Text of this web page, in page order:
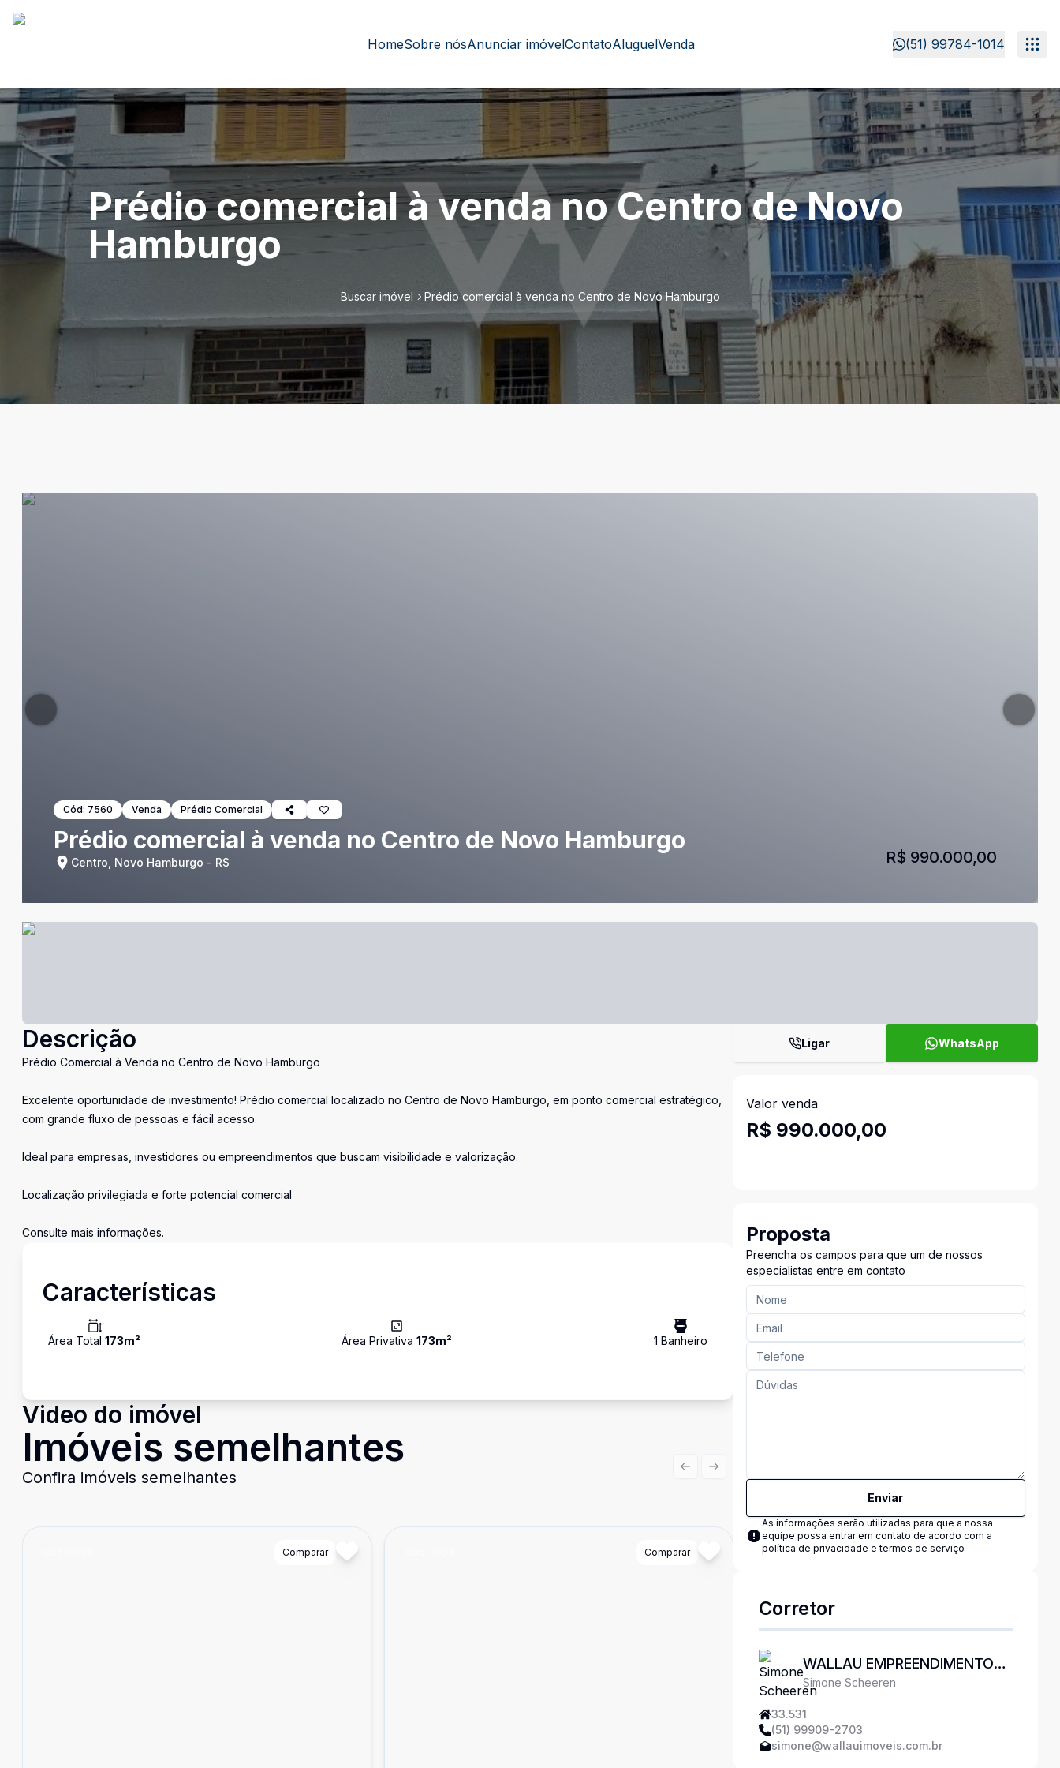
HomeSobre nósAnunciar imóvelContatoAluguelVenda (51) 99784-1014
Prédio comercial à venda no Centro de Novo
Hamburgo
Buscar imóvel Prédio comercial à venda no Centro de Novo Hamburgo
Cód: 7560 Venda Prédio Comercial
Prédio comercial à venda no Centro de Novo Hamburgo
Centro, Novo Hamburgo - RS R$ 990.000,00
Descrição
Prédio Comercial à Venda no Centro de Novo Hamburgo
Excelente oportunidade de investimento! Prédio comercial localizado no Centro de Novo Hamburgo, em ponto comercial estratégico,
com grande fluxo de pessoas e fácil acesso.
Ideal para empresas, investidores ou empreendimentos que buscam visibilidade e valorização.
Localização privilegiada e forte potencial comercial
Consulte mais informações.
Características
Área Total 173m² Área Privativa173m² 1 Banheiro
Video do imóvel
Imóveis semelhantes
Confira imóveis semelhantes
Comparar Comparar Cód:11090
Previous slide
Next slide
Ligar WhatsApp
Valor venda
R$ 990.000,00
Proposta
Preencha os campos para que um de nossos
especialistas entre em contato
Enviar
As informações serão utilizadas para que a nossa
equipe possa entrar em contato de acordo com a
política de privacidade e termos de serviço
Corretor
WALLAU EMPREENDIMENTOS
IMOBILIÁRIOS
Simone Scheeren
33.531
(51) 99909-2703
simone@wallauimoveis.com.br